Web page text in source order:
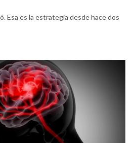
Esa es la estrategia desde hace dos